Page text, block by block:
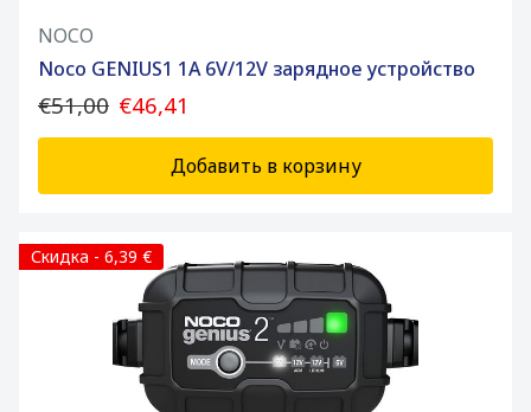
NOCO
Noco GENIUS1 1A 6V/12V зарядное устройство
€51,00 €46,41
Добавить в корзину
Скидка - 6,39 €